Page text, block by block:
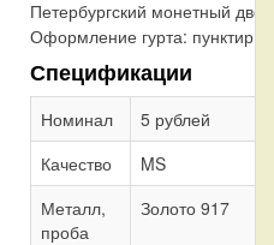
Петербургский монетный двор
Оформление гурта: пунктир
Спецификации
Номинал
5 рублей
Качество
MS
Металл,
проба
Золото 917